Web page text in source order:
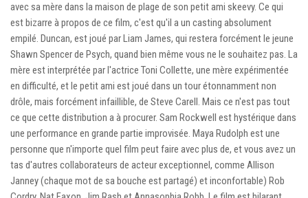
avec sa mère dans la maison de plage de son petit ami skeevy. Ce qui
est bizarre à propos de ce film, c'est qu'il a un casting absolument
empilé. Duncan, est joué par Liam James, qui restera forcément le jeune
Shawn Spencer de Psych, quand bien même vous ne le souhaitez pas. La
mère est interprétée par l'actrice Toni Collette, une mère expérimentée
en difficulté, et le petit ami est joué dans un tour étonnamment non
drôle, mais forcément infaillible, de Steve Carell. Mais ce n'est pas tout
ce que cette distribution a à procurer. Sam Rockwell est hystérique dans
une performance en grande partie improvisée. Maya Rudolph est une
personne que n'importe quel film peut faire avec plus de, et vous avez un
tas d'autres collaborateurs de acteur exceptionnel, comme Allison
Janney (chaque mot de sa bouche est partagé) et inconfortable) Rob